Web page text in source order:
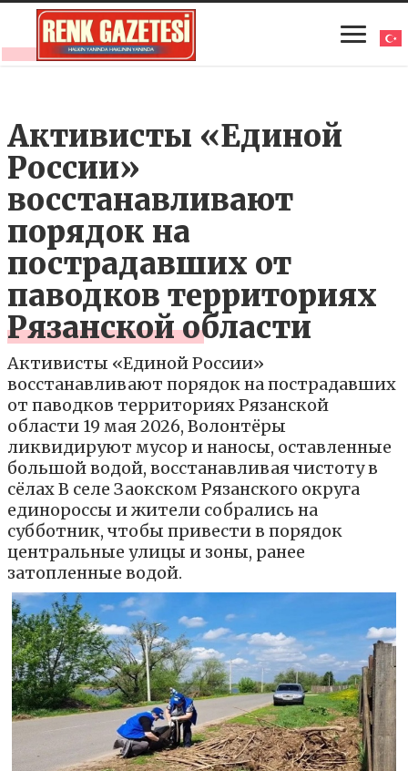
Активисты «Единой
России»
восстанавливают
порядок на
пострадавших от
паводков территориях
Рязанской области
Активисты «Единой России»
восстанавливают порядок на пострадавших
от паводков территориях Рязанской
области 19 мая 2026, Волонтёры
ликвидируют мусор и наносы, оставленные
большой водой, восстанавливая чистоту в
сёлах В селе Заокском Рязанского округа
единороссы и жители собрались на
субботник, чтобы привести в порядок
центральные улицы и зоны, ранее
затопленные водой.